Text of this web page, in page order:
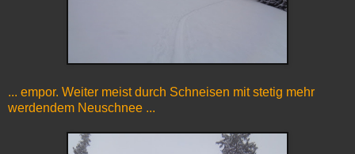
... empor. Weiter meist durch Schneisen mit stetig mehr
werdendem Neuschnee ...